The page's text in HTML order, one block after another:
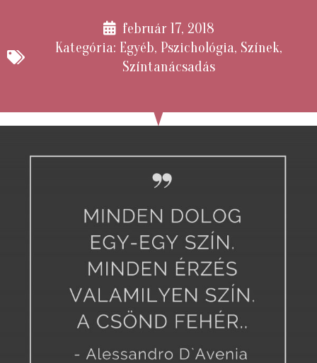
február 17, 2018
Kategória: Egyéb, Pszichológia, Színek,
Színtanácsadás